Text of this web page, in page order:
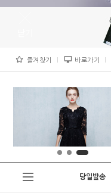
즐겨찾기 바로가기
당일발송